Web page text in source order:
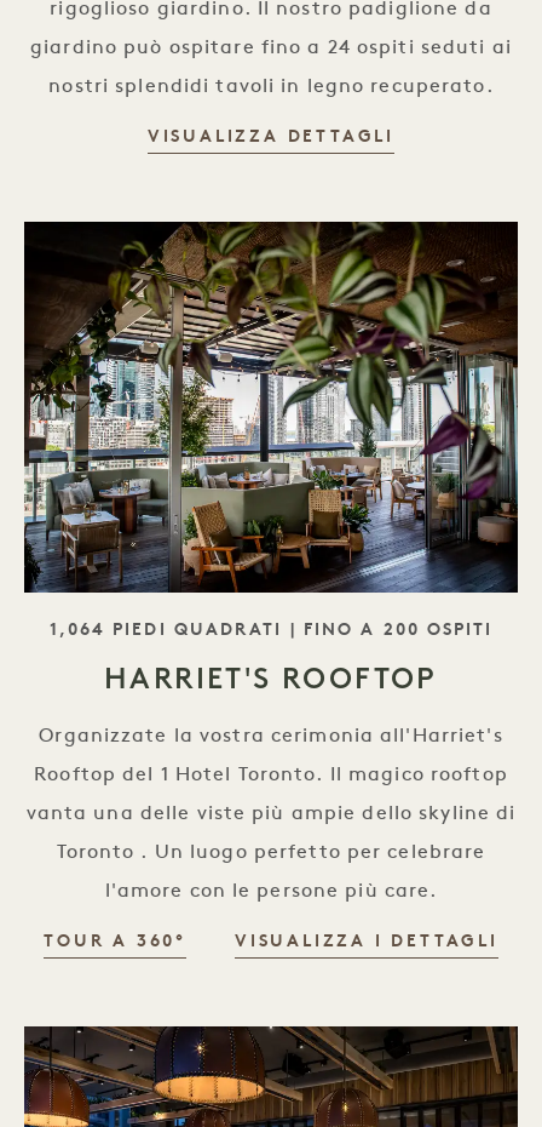
rigoglioso giardino. Il nostro padiglione da
giardino può ospitare fino a 24 ospiti seduti ai
nostri splendidi tavoli in legno recuperato.
VISUALIZZA DETTAGLI
SLOGAN
1,064 PIEDI QUADRATI | FINO A 200 OSPITI
HARRIET'S ROOFTOP
Organizzate la vostra cerimonia all'Harriet's
Rooftop del 1 Hotel Toronto. Il magico rooftop
vanta una delle viste più ampie dello skyline di
Toronto . Un luogo perfetto per celebrare
l'amore con le persone più care.
TOUR A 360° VISUALIZZA I DETTAGLI